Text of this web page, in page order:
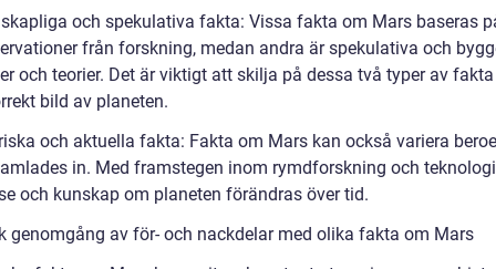
och spekulativa fakta: Vissa fakta om Mars baseras
från forskning, medan andra är spekulativa och
och teorier. Det är viktigt att skilja på dessa två typer av
bild av planeten.
och aktuella fakta: Fakta om Mars kan också variera
in. Med framstegen inom rymdforskning och
och kunskap om planeten förändras över tid.
genomgång av för- och nackdelar med olika fakta om Mars